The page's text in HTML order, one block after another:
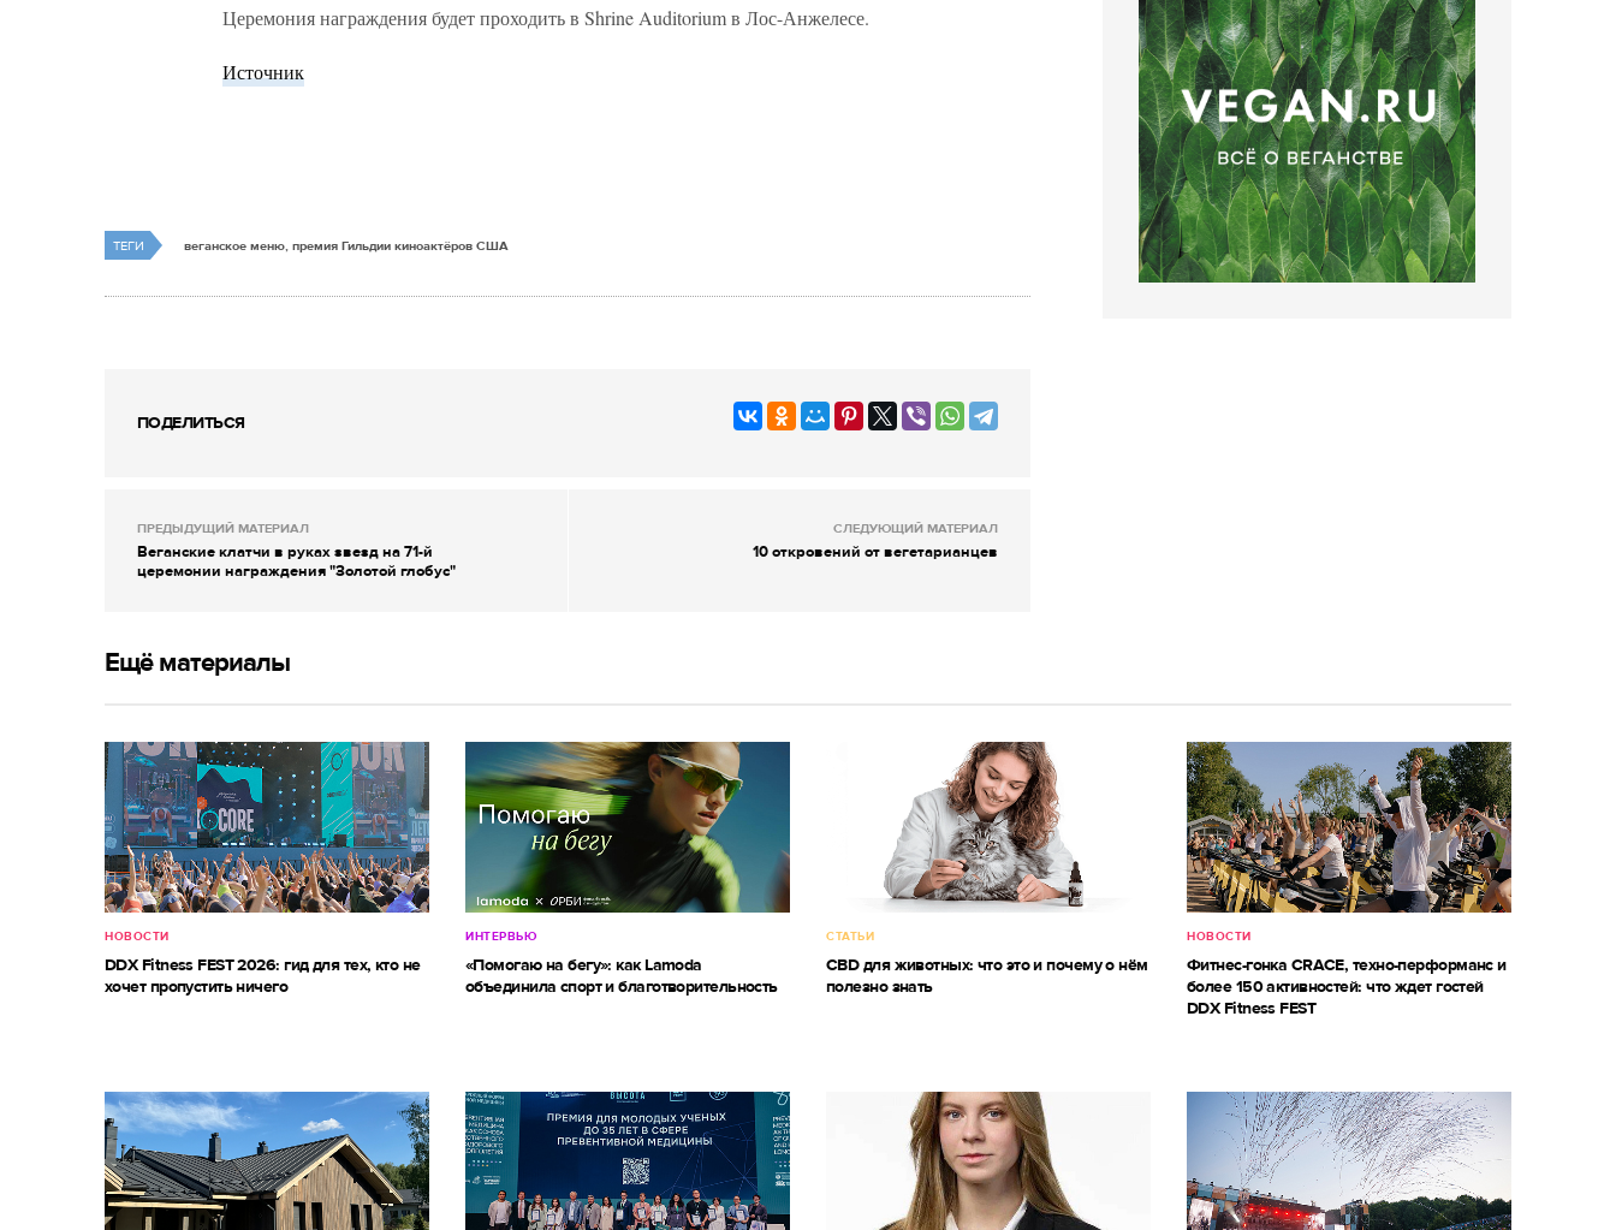
Церемония награждения будет проходить в Shrine Auditorium в Лос-Анжелесе.
Источник
ТЕГИ веганское меню, премия Гильдии киноактёров США
ПОДЕЛИТЬСЯ
ПРЕДЫДУЩИЙ МАТЕРИАЛ
Веганские клатчи в руках звезд на 71-й
церемонии награждения "Золотой глобус"
СЛЕДУЮЩИЙ МАТЕРИАЛ
10 откровений от вегетарианцев
Ещё материалы
НОВОСТИ
DDX Fitness FEST 2026: гид для тех, кто не
хочет пропустить ничего
ИНТЕРВЬЮ
«Помогаю на бегу»: как Lamoda
объединила спорт и благотворительность
СТАТЬИ
CBD для животных: что это и почему о нём
полезно знать
НОВОСТИ
Фитнес-гонка CRACE, техно-перформанс и
более 150 активностей: что ждет гостей
DDX Fitness FEST